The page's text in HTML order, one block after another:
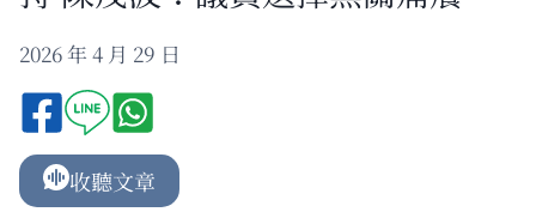
2026 年 4 月 29 日
收聽文章